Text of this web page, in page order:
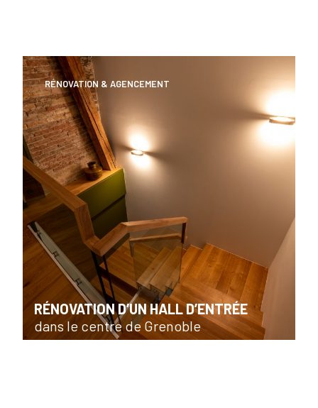
RÉNOVATION & AGENCEMENT
RÉNOVATION D’UN HALL D’ENTRÉE
dans le centre de Grenoble